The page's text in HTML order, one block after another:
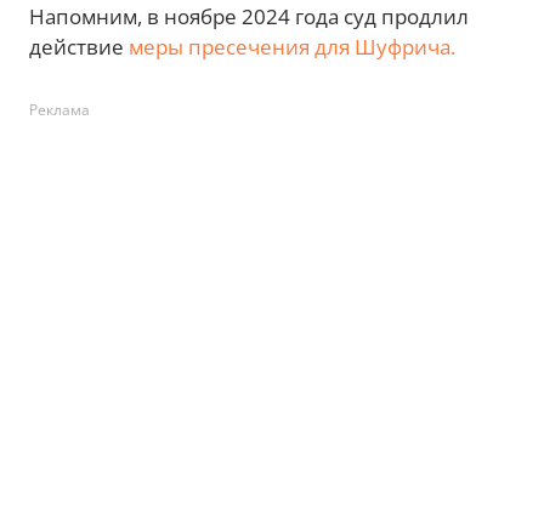
Напомним, в ноябре 2024 года суд продлил
действие меры пресечения для Шуфрича.
Реклама